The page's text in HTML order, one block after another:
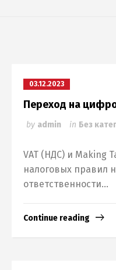
03.12.2023
Переход на
by admin in Без
VAT (НДС) и Making
налоговых правил
ответственности...
Continue reading